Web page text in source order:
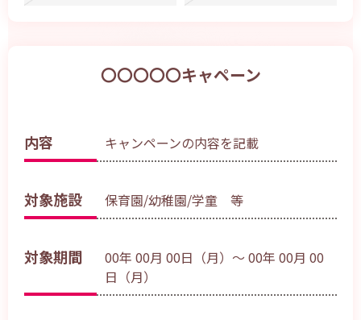
〇〇〇〇〇キャペーン
内容 キャンペーンの内容を記載
対象施設 保育園/幼稚園/学童 等
対象期間
00年 00月 00日（月）～ 00年 00月 00
日（月）